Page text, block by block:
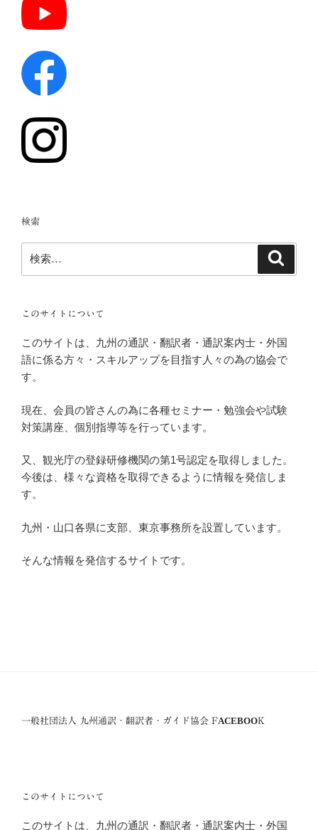
検索
索:
このサイトについて
このサイトは、九州の通訳・翻訳者・通訳案内士・外国
語に係る方々・スキルアップを目指す人々の為の協会で
す。
現在、会員の皆さんの為に各種セミナー・勉強会や試験
対策講座、個別指導等を行っています。
又、観光庁の登録研修機関の第1号認定を取得しました。
今後は、様々な資格を取得できるように情報を発信しま
す。
九州・山口各県に支部、東京事務所を設置しています。
そんな情報を発信するサイトです。
一般社団法人 九州通訳・翻訳者・ガイド協会 FACEBOOK
このサイトについて
このサイトは、九州の通訳・翻訳者・通訳案内士・外国